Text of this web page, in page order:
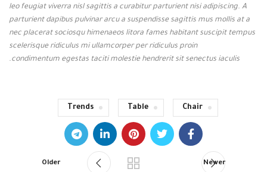
leo feugiat viverra nisl sagittis a curabitur parturient nisi adipiscing. A
parturient dapibus pulvinar arcu a suspendisse sagittis mus mollis at a
nec placerat sociosqu himenaeos litora fames habitant suscipit tempus
scelerisque ridiculus mi ullamcorper per ridiculus proin
condimentum egestas taciti molestie hendrerit sit senectus iaculis.
Chair
Table
Trends
Newer
Older